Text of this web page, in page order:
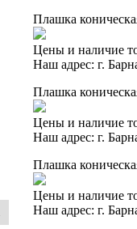
Плашка
Цены и наличие
Наш адрес: г.
Плашка
Цены и наличие
Наш адрес: г.
Плашка
Цены и наличие
Наш адрес: г.